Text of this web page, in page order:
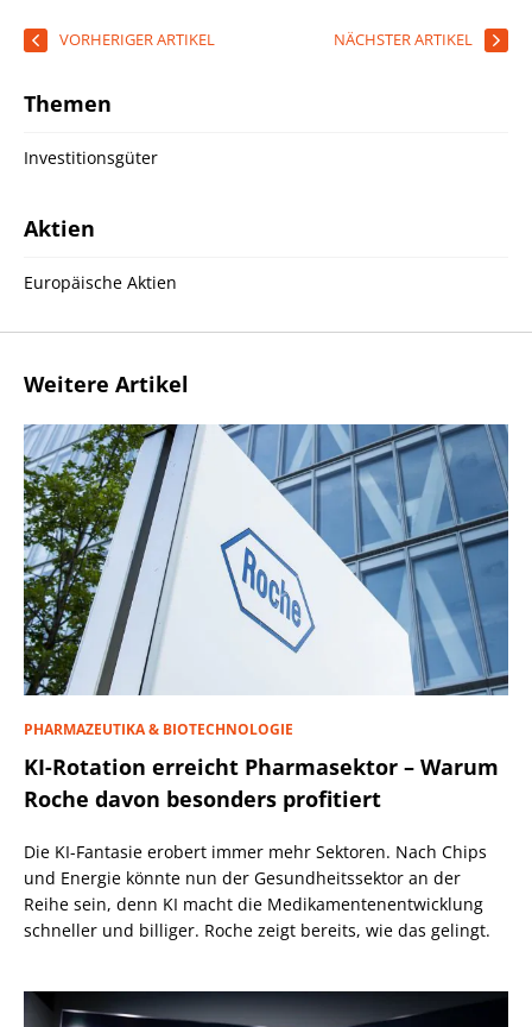
VORHERIGER ARTIKEL NÄCHSTER ARTIKEL
Themen
Investitionsgüter
Aktien
Europäische Aktien
Weitere Artikel
PHARMAZEUTIKA & BIOTECHNOLOGIE
KI-Rotation erreicht Pharmasektor – Warum
Roche davon besonders profitiert
Die KI-Fantasie erobert immer mehr Sektoren. Nach Chips
und Energie könnte nun der Gesundheitssektor an der
Reihe sein, denn KI macht die Medikamentenentwicklung
schneller und billiger. Roche zeigt bereits, wie das gelingt.